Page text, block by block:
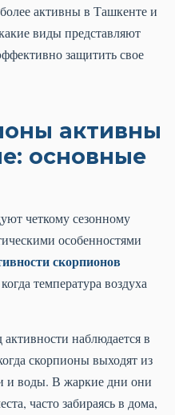
активны в Ташкенте и
виды представляют
защитить свое
активны
основные
четкому сезонному
особенностями
скорпионов
температура воздуха
наблюдается в
скорпионы выходят из
и воды. В жаркие дни они
часто забираясь в дома,